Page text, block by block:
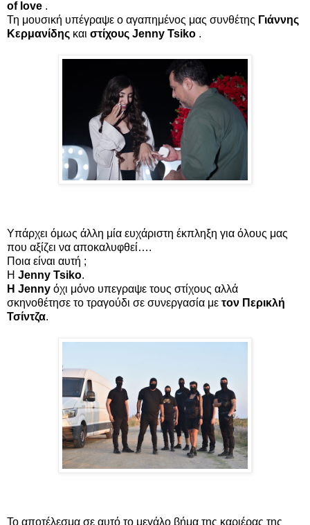
of love .
Τη μουσική υπέγραψε ο αγαπημένος μας συνθέτης Γιάννης
Κερμανίδης και στίχους Jenny Tsiko .
Υπάρχει όμως άλλη μία ευχάριστη έκπληξη για όλους μας
που αξίζει να αποκαλυφθεί….
Ποια είναι αυτή ;
Η Jenny Tsiko.
Η Jenny όχι μόνο υπεγραψε τους στίχους αλλά
σκηνοθέτησε το τραγούδι σε συνεργασία με τον Περικλή
Τσίντζα.
Το αποτέλεσμα σε αυτό το μεγάλο βήμα της καριέρας της